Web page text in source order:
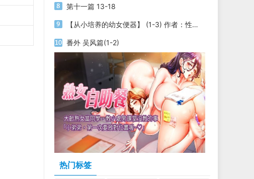
第十一篇 13-18
【从小培养的幼女便器】 (1-3) 作者：性yin
番外 吴风篇(1-2)
热门标签